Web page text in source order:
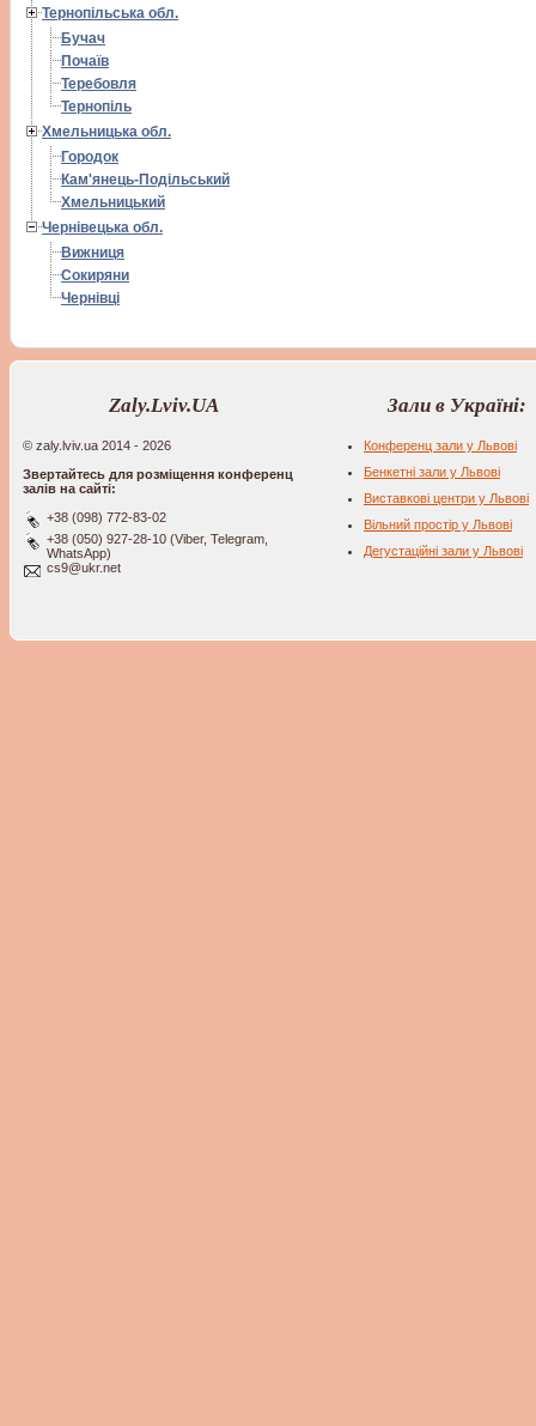
Тернопільська обл.
Бучач
Почаїв
Теребовля
Тернопіль
Хмельницька обл.
Городок
Кам'янець-Подільський
Хмельницький
Чернівецька обл.
Вижниця
Сокиряни
Чернівці
Zaly.Lviv.UA
© zaly.lviv.ua 2014 - 2026
Звертайтесь для розміщення конференц
залів на сайті:
+38 (098) 772-83-02
+38 (050) 927-28-10 (Viber, Telegram,
WhatsApp)
cs9@ukr.net
Зали в Україні:
Конференц зали у Львові
Бенкетні зали у Львові
Виставкові центри у Львові
Вільний простір у Львові
Дегустаційні зали у Львові